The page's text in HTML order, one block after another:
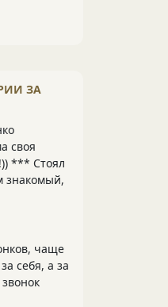
ЗА
своя
*** Стоял
знакомый,
чаще
себя, а за